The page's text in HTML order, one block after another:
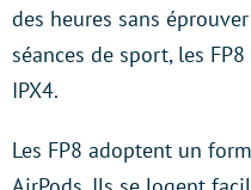
des heures sans
séances de sport, les
IPX4.
Les FP8 adoptent un